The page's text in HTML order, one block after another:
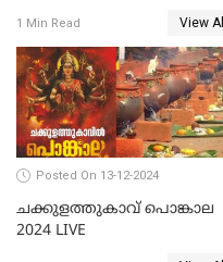
വേണുഗോപാൽ
1 Min Read View All
Posted On 13-12-2024
ചക്കുളത്തുകാവ് പൊങ്കാല
2024 LIVE